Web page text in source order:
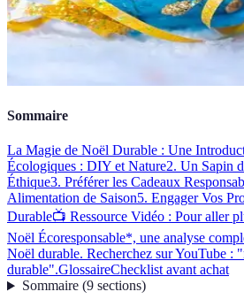
Sommaire
La Magie de Noël Durable : Une
Écologiques : DIY et Nature2. Un Sapin
Éthique3. Préférer les Cadeaux
Alimentation de Saison5. Engager Vos
Durable📺 Ressource Vidéo : Pour aller
Noël Écoresponsable*, une analyse
Noël durable. Recherchez sur YouTube :
durable".GlossaireChecklist avant achat
Sommaire(9 sections)